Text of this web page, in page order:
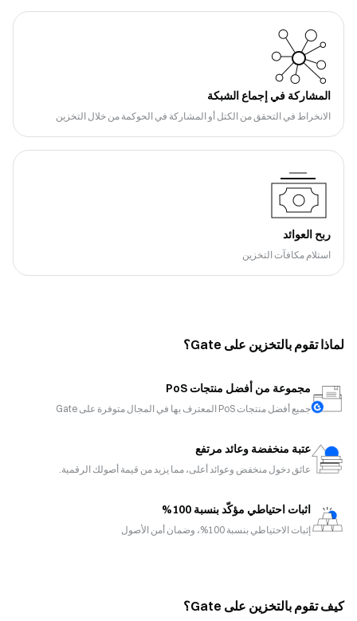
المشاركة في إجماع الشبكة
الانخراط في التحقق من الكتل أو المشاركة في الحوكمة من خلال التخزين
ربح العوائد
استلام مكافآت التخزين
لماذا تقوم بالتخزين على Gate؟
مجموعة من أفضل منتجات PoS
جميع أفضل منتجات PoS المعترف بها في المجال متوفرة على Gate
عتبة منخفضة وعائد مرتفع
عائق دخول منخفض وعوائد أعلى، مما يزيد من قيمة أصولك الرقمية.
اثبات احتياطي مؤكّد بنسبة 100%
إثبات الاحتياطي بنسبة 100%، وضمان أمن الأصول
كيف تقوم بالتخزين على Gate؟